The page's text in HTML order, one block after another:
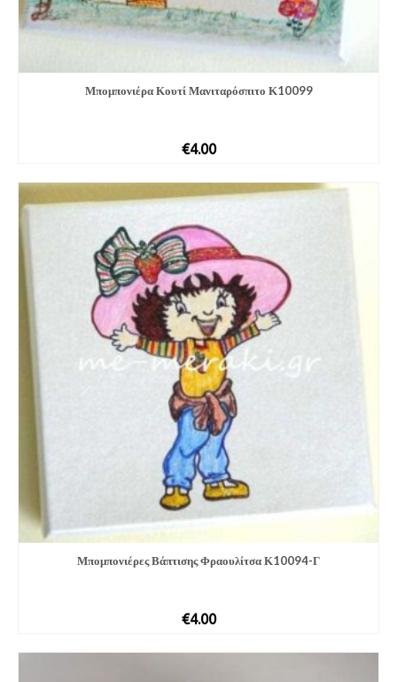
Μπομπονιέ­ρα Κουτί Μανιταρόσπιτο Κ10099
€4.00
Μπομπονιέ­ρες Βάπτισης Φραουλίτσα Κ10094-Γ
€4.00